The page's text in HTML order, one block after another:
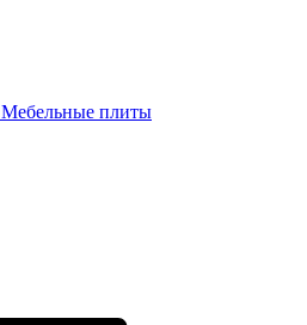
Мебельные плиты